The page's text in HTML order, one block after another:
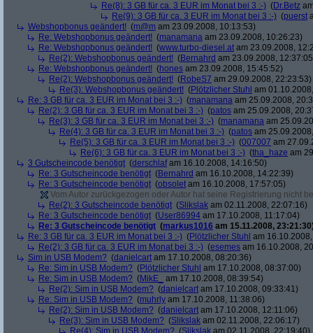
Re(8): 3 GB für ca. 3 EUR im Monat bei 3 :-) (Dr.Betz
Re(9): 3 GB für ca. 3 EUR im Monat bei 3 :-) (puerst
Webshopbonus geändert! (m@m am 23.09.2008, 10:13:53)
Re: Webshopbonus geändert! (manamana am 23.09.2008, 10:26:23)
Re: Webshopbonus geändert! (www.turbo-diesel.at am 23.09.2008,
Re(2): Webshopbonus geändert! (Bernahrd am 23.09.2008,
Re: Webshopbonus geändert! (hones am 23.09.2008, 15:45:52)
Re(2): Webshopbonus geändert! (RobeS7 am 29.09.2008, 22:23:53)
Re(3): Webshopbonus geändert! (Plötzlicher Stuhl am
Re: 3 GB für ca. 3 EUR im Monat bei 3 :-) (manamana am 25.09.2008,
Re(2): 3 GB für ca. 3 EUR im Monat bei 3 :-) (patos am 25.09.2008,
Re(3): 3 GB für ca. 3 EUR im Monat bei 3 :-) (manamana am
Re(4): 3 GB für ca. 3 EUR im Monat bei 3 :-) (patos am
Re(5): 3 GB für ca. 3 EUR im Monat bei 3 :-) (007007 am
Re(6): 3 GB für ca. 3 EUR im Monat bei 3 :-) (tha_haze am
3 Gutscheincode benötigt (derschlafam 16.10.2008, 14:16:50)
Re: 3 Gutscheincode benötigt (Bernahrd am 16.10.2008, 14:22:39)
Re: 3 Gutscheincode benötigt (obsolet am 16.10.2008, 17:57:05)
Vom Autor zurückgezogen oder Autor hat seine Registrierung nicht
Re(2): 3 Gutscheincode benötigt (Slikslak am 02.11.2008, 22:07:16)
Re: 3 Gutscheincode benötigt (User86994 am 17.10.2008, 11:17:04)
Re: 3 Gutscheincode benötigt (markus1016 am 15.11.2008,
Re: 3 GB für ca. 3 EUR im Monat bei 3 :-) (Plötzlicher Stuhl am
Re(2): 3 GB für ca. 3 EUR im Monat bei 3 :-) (esemes am 16.10.2008,
Sim in USB Modem? (danielcart am 17.10.2008, 08:20:36)
Re: Sim in USB Modem? (Plötzlicher Stuhl am 17.10.2008, 08:37:00)
Re: Sim in USB Modem? (MikE_
am 17.10.2008, 08:39:54)
Re(2): Sim in USB Modem? (danielcart am 17.10.2008, 09:33:41)
Re: Sim in USB Modem? (muhrly am 17.10.2008, 11:38:06)
Re(2): Sim in USB Modem? (danielcart am 17.10.2008, 12:11:06)
Re(3): Sim in USB Modem? (Slikslak am 02.11.2008, 22:06:17)
Re(4): Sim in USB Modem? (Slikslak am 02.11.2008, 22:19:40)